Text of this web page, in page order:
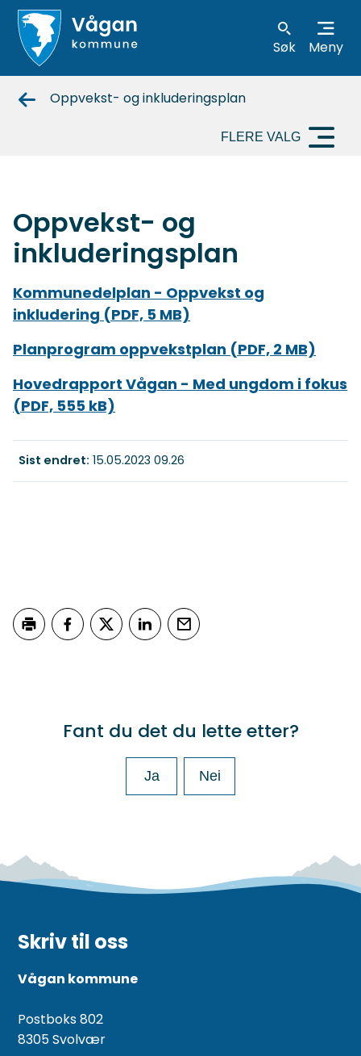
Vågan
Søk Meny
Oppvekst- og inkluderingsplan
FLERE VALG
Oppvekst- og
inkluderingsplan
Kommunedelplan - Oppvekst og
inkludering (PDF, 5 MB)
Planprogram oppvekstplan (PDF, 2 MB)
Hovedrapport Vågan - Med ungdom i fokus
(PDF, 555 kB)
Sist endret 15.05.2023 09.26
Fant du det du lette etter?
Ja Nei
Skriv til oss
Vågan kommune
Postboks 802
8305 Svolvær